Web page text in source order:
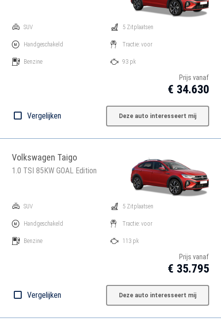
SUV
Handgeschakeld
Benzine
5 Zitplaatsen
Tractie: voor
93 pk
Prijs vanaf
€ 34.630
Vergelijken Deze auto interesseert mij
Volkswagen Taigo
1.0 TSI 85KW GOAL Edition
SUV
Handgeschakeld
Benzine
5 Zitplaatsen
Tractie: voor
113 pk
Prijs vanaf
€ 35.795
Vergelijken Deze auto interesseert mij